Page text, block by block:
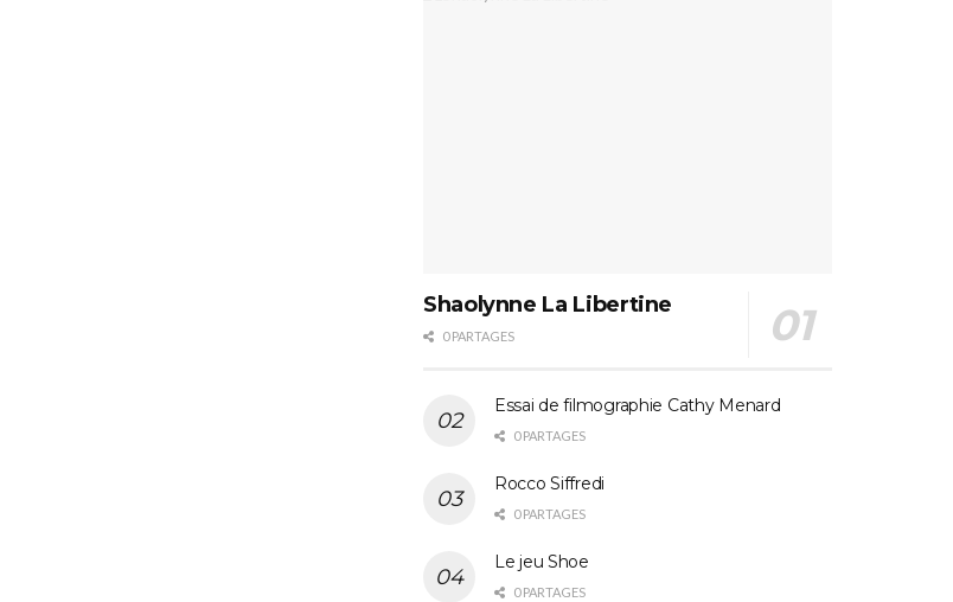
Shaolynne La Libertine
0 PARTAGES
Essai de filmographie Cathy Menard
0 PARTAGES
Rocco Siffredi
0 PARTAGES
Le jeu Shoe
0 PARTAGES